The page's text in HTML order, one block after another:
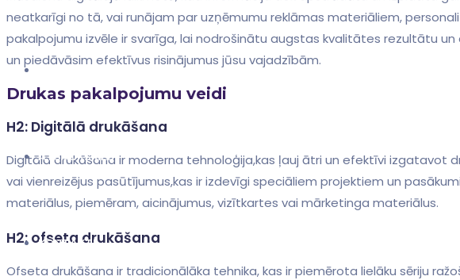
ATSAUKSMES
KONTAKTI
neatkarīgi no tā, vai runājam par uzņēmumu reklāmas materiāliem,
pakalpojumu izvēle ir⁢ svarīga, lai nodrošinātu augstas ⁢kvalitātes rezultātu
un piedāvāsim efektīvus risinājumus jūsu vajadzībām.
Drukas pakalpojumu‌ veidi
H2: Digitālā⁢ drukāšana
Digitālā drukāšana ⁣ir moderna tehnoloģija,kas ļauj ātri un efektīvi izgatavot
vai‌ vienreizējus pasūtījumus,kas ir izdevīgi speciāliem projektiem un
materiālus, piemēram, aicinājumus, vizītkartes vai mārketinga materiālus.
H2: ofseta​ drukāšana
Ofseta drukāšana ir‍ tradicionālāka tehnika, kas ir piemērota ⁤lielāku ​sēriju